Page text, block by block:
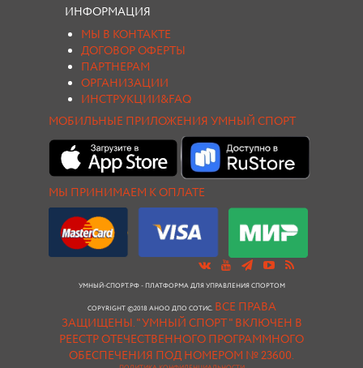
ИНФОРМАЦИЯ
МЫ В КОНТАКТЕ
ДОГОВОР ОФЕРТЫ
ПАРТНЕРАМ
ОРГАНИЗАЦИИ
ИНСТРУКЦИИ&FAQ
МОБИЛЬНЫЕ ПРИЛОЖЕНИЯ УМНЫЙ СПОРТ
МЫ ПРИНИМАЕМ К ОПЛАТЕ
УМНЫЙ-СПОРТ.РФ - ПЛАТФОРМА ДЛЯ УПРАВЛЕНИЯ СПОРТОМ
COPYRIGHT ©2018 АНОО ДПО СОТИС. ВСЕ ПРАВА
ЗАЩИЩЕНЫ."УМНЫЙ СПОРТ " ВКЛЮЧЕН В
РЕЕСТР ОТЕЧЕСТВЕННОГО ПРОГРАММНОГО
ОБЕСПЕЧЕНИЯ ПОД НОМЕРОМ № 23600.